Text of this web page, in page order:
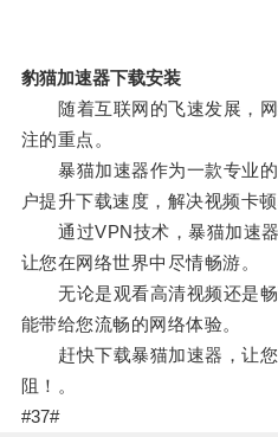
豹猫加速器下载安装
随着互联网的飞速发展，网
注的重点。
暴猫加速器作为一款专业的
户提升下载速度，解决视频卡
通过VPN技术，暴猫加速器
让您在网络世界中尽情畅游。
无论是观看高清视频还是畅
能带给您流畅的网络体验。
赶快下载暴猫加速器，让您
阻！。
#37#